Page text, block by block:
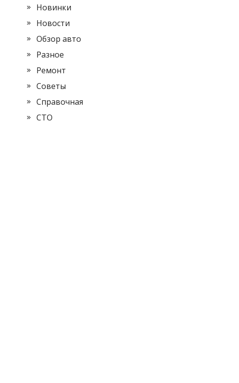
Новинки
Новости
Обзор авто
Разное
Ремонт
Советы
Справочная
СТО